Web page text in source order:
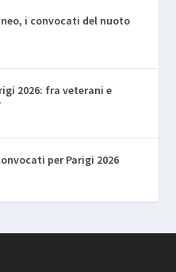
i convocati del nuoto
2026: fra veterani e
per Parigi 2026